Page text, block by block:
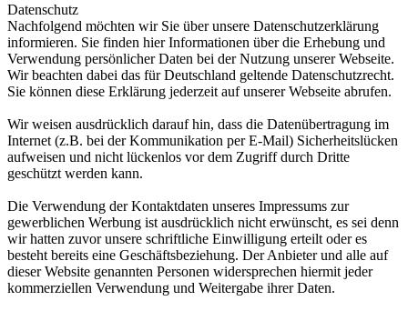
Datenschutz
Nachfolgend möchten wir Sie über unsere Datenschutzerklärung
informieren. Sie finden hier Informationen über die Erhebung und
Verwendung persönlicher Daten bei der Nutzung unserer Webseite.
Wir beachten dabei das für Deutschland geltende Datenschutzrecht.
Sie können diese Erklärung jederzeit auf unserer Webseite abrufen.
Wir weisen ausdrücklich darauf hin, dass die Datenübertragung im
Internet (z.B. bei der Kommunikation per E-Mail) Sicherheitslücken
aufweisen und nicht lückenlos vor dem Zugriff durch Dritte
geschützt werden kann.
Die Verwendung der Kontaktdaten unseres Impressums zur
gewerblichen Werbung ist ausdrücklich nicht erwünscht, es sei denn
wir hatten zuvor unsere schriftliche Einwilligung erteilt oder es
besteht bereits eine Geschäftsbeziehung. Der Anbieter und alle auf
dieser Website genannten Personen widersprechen hiermit jeder
kommerziellen Verwendung und Weitergabe ihrer Daten.